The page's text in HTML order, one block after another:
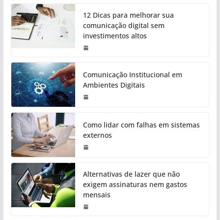
12 Dicas para melhorar sua
comunicação digital sem
investimentos altos
Comunicação Institucional em
Ambientes Digitais
Como lidar com falhas em sistemas
externos
Alternativas de lazer que não
exigem assinaturas nem gastos
mensais